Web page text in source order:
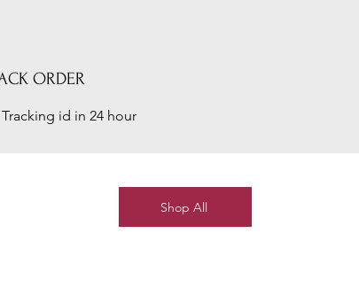
ORDER
id in 24 hour
Shop All